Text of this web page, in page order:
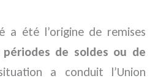
a été l’origine de remises
périodes de soldes ou de
a conduit l’Union